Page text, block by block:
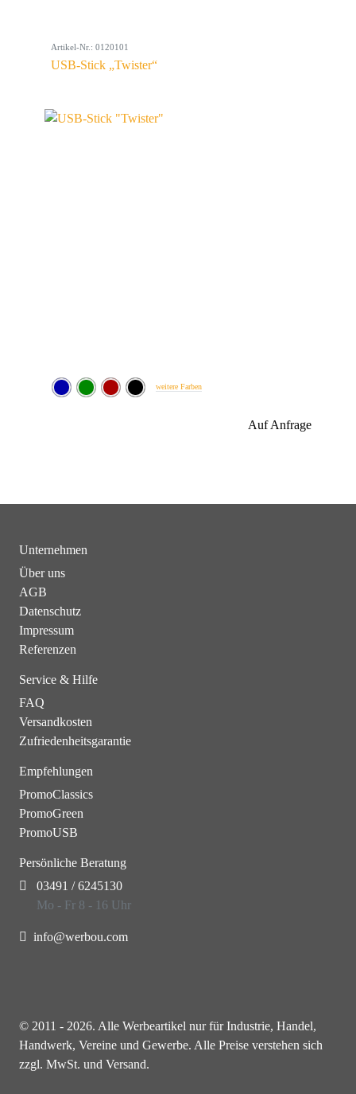
Artikel-Nr.: 0120101
USB-Stick „Twister“
weitere Farben
Auf Anfrage
Unternehmen
Über uns
AGB
Datenschutz
Impressum
Referenzen
Service & Hilfe
FAQ
Versandkosten
Zufriedenheitsgarantie
Empfehlungen
PromoClassics
PromoGreen
PromoUSB
Persönliche Beratung
03491 / 6245130
Mo - Fr 8 - 16 Uhr
info@werbou.com
© 2011 - 2026. Alle Werbeartikel nur für Industrie, Handel,
Handwerk, Vereine und Gewerbe. Alle Preise verstehen sich
zzgl. MwSt. und Versand.